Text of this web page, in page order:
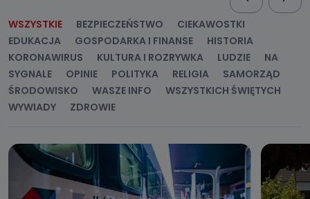
WSZYSTKIE BEZPIECZEŃSTWO
CIEKAWOSTKI
EDUKACJA
GOSPODARKA I FINANSE
HISTORIA
KORONAWIRUS
KULTURA I ROZRYWKA LUDZIE
NA
SYGNALE
OPINIE POLITYKA RELIGIA
SAMORZĄD
ŚRODOWISKO
WASZE INFO
WSZYSTKICH ŚWIĘTYCH
WYWIADY
ZDROWIE